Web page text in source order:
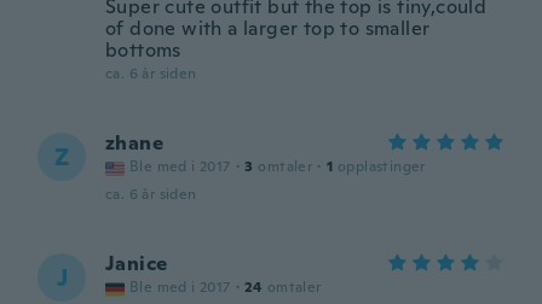
Super cute outfit but the top is tiny,could
of done with a larger top to smaller
bottoms
ca. 6 år siden
Z zhane
Ble med i 2017 · 3 omtaler · 1 opplastinger
ca. 6 år siden
J Janice
Ble med i 2017 · 24 omtaler